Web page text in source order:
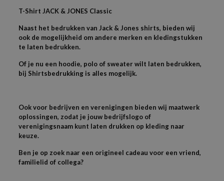
T-Shirt JACK & JONES Classic
Naast het bedrukken van Jack & Jones shirts, bieden wij
ook de mogelijkheid om andere merken en kledingstukken
te laten bedrukken.
Of je nu een hoodie, polo of sweater wilt laten bedrukken,
bij Shirtsbedrukking is alles mogelijk.
Ook voor bedrijven en verenigingen bieden wij maatwerk
oplossingen, zodat je jouw bedrijfslogo of
verenigingsnaam kunt laten drukken op kleding naar
keuze.
Ben je op zoek naar een origineel cadeau voor een vriend,
familielid of collega?